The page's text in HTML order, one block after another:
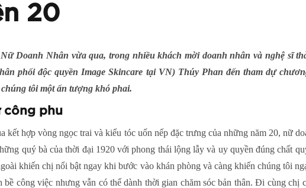
20
Doanh Nhân vừa qua, trong nhiều khách mời doanh nhân và nghệ sĩ
phối độc quyền Image Skincare tại VN) Thúy Phan đến tham dự
tôi một ấn tượng khó phai.
công phu
kết hợp vòng ngọc trai và kiểu tóc uốn nếp đặc trưng của những năm 20, nữ
quý bà của thời đại 1920 với phong thái lộng lẫy và uy quyền đúng chất
khiến chị nổi bật ngay khi bước vào khán phòng và càng khiến chúng tôi
bề công việc nhưng vẫn có thể dành thời gian chăm sóc bản thân. Đi cùng chị